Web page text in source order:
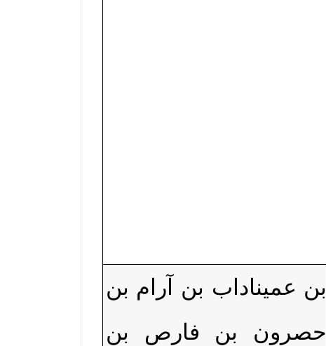
بن عميناداب بن آرام بن
حصرون بن فارص بن